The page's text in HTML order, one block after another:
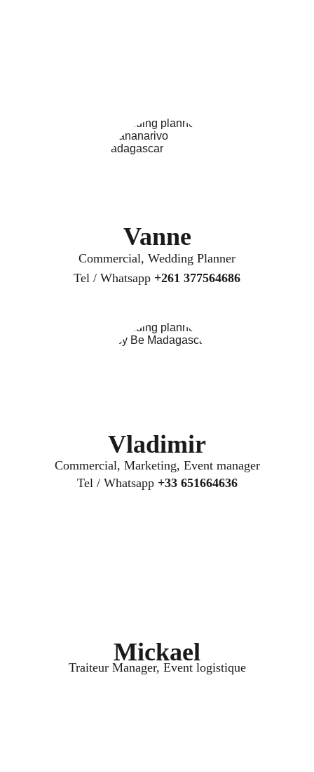
Vanne
Vladimir
Commercial, Wedding Planner
Commercial, Marketing, Event manager
Tel / Whatsapp +261 377564686
Tel / Whatsapp +33 651664636
Mickael
Traiteur Manager, Event logistique